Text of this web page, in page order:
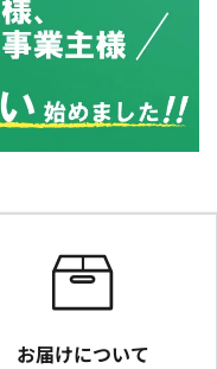
お届けについて